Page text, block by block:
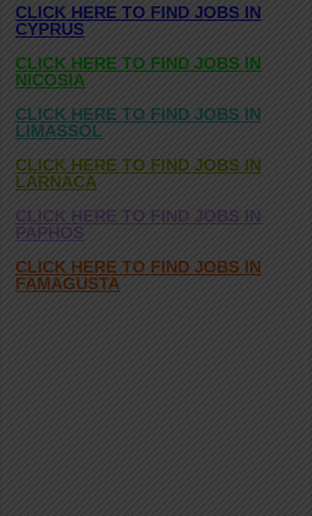
CLICK HERE TO FIND JOBS IN
CYPRUS
CLICK HERE TO FIND JOBS IN
NICOSIA
CLICK HERE TO FIND JOBS IN
LIMASSOL
CLICK HERE TO FIND JOBS IN
LARNACA
CLICK HERE TO FIND JOBS IN
PAPHOS
CLICK HERE TO FIND JOBS IN
FAMAGUSTA